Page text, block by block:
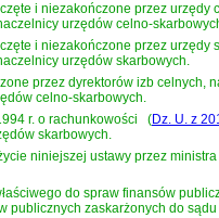
i niezakończone przez
urzędów celno-
i niezakończone przez
urzędów skarbowych.
przez dyrektorów izb
celno-skarbowych.
r. o rachunkowości (Dz. U. z
skarbowych.
niniejszej ustawy przez
do spraw finansów
zaskarżonych do